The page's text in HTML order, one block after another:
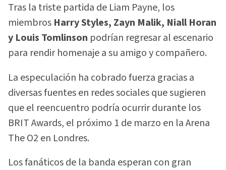
Tras la triste partida de Liam Payne, los
miembros Harry Styles, Zayn Malik, Niall Horan
y Louis Tomlinson podrían regresar al escenario
para rendir homenaje a su amigo y compañero.
La especulación ha cobrado fuerza gracias a
diversas fuentes en redes sociales que sugieren
que el reencuentro podría ocurrir durante los
BRIT Awards, el próximo 1 de marzo en la Arena
The O2 en Londres.
Los fanáticos de la banda esperan con gran